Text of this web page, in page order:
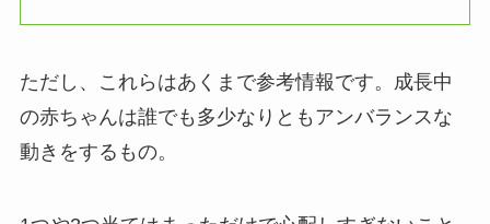
ただし、これらはあくまで参考情報です。成長中
の赤ちゃんは誰でも多少なりともアンバランスな
動きをするもの。